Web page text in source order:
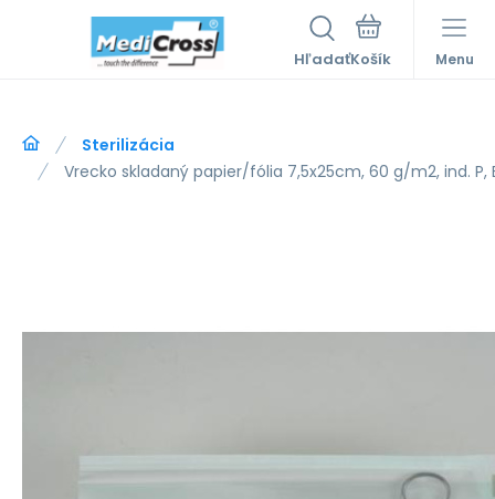
Hľadať Menu
Sterilizácia
Vrecko skladaný papier/fólia 7,5x25cm, 60 g/m2, ind. P,